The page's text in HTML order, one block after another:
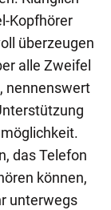
Kopfhörer
überzeugen
alle Zweifel
nennenswert
das Telefon
können,
unterwegs